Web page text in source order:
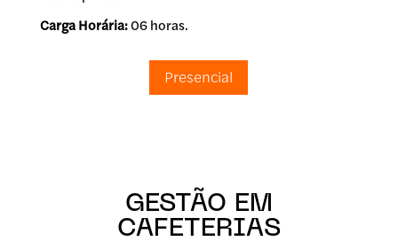
Carga Horária:06 horas.
Presencial
GESTÃO EM
CAFETERIAS